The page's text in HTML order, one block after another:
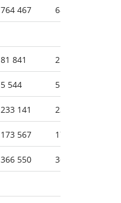
764 467 681 498
81 841 2 940
5 544 5 497
233 141 232 082
173 567 173 566
366 550 360 550